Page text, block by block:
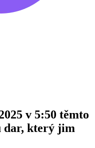
v 5:50 těmto
dar, který jim